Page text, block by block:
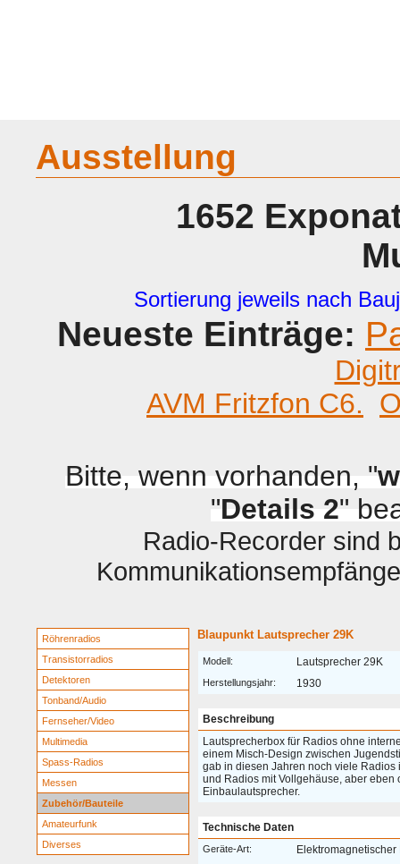
Ausstellung
1652
Sortierung jeweils nach
Neueste Einträge:
AVM Fritzfon C6.
Bitte, wenn vorhanden, "
"Details 2"
Radio-Recorder sind
Röhrenradios
Transistorradios
Detektoren
Tonband/Audio
Fernseher/Video
Multimedia
Spass-Radios
Messen
Zubehör/Bauteile
Amateurfunk
Diverses
Blaupunkt Lautsprecher 29K
Modell: Lautsprecher 29K
Herstellungsjahr: 1930
Beschreibung
Lautsprecherbox für Radios ohne
einem Misch-Design zwischen
gab in diesen Jahren noch viele Radios
und Radios mit Vollgehäuse, aber eben
Einbaulautsprecher.
Technische Daten
Geräte-Art: